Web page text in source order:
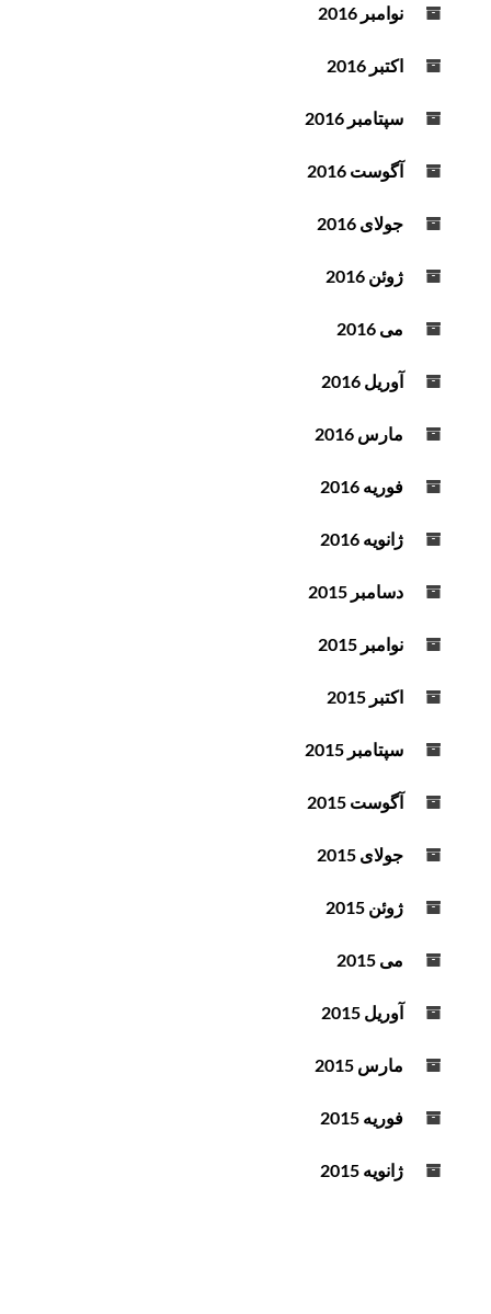
نوامبر 2016
اکتبر 2016
سپتامبر 2016
آگوست 2016
جولای 2016
ژوئن 2016
می 2016
آوریل 2016
مارس 2016
فوریه 2016
ژانویه 2016
دسامبر 2015
نوامبر 2015
اکتبر 2015
سپتامبر 2015
آگوست 2015
جولای 2015
ژوئن 2015
می 2015
آوریل 2015
مارس 2015
فوریه 2015
ژانویه 2015